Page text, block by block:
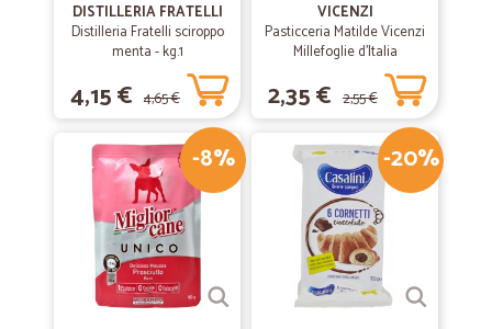
DISTILLERIA FRATELLI
Distilleria Fratelli sciroppo
menta - kg.1
4,15 € 4,65 €
VICENZI
Pasticceria Matilde Vicenzi
Millefoglie d'Italia
Classiche 125 gr.
2,35 € 2,55 €
-8% -20%